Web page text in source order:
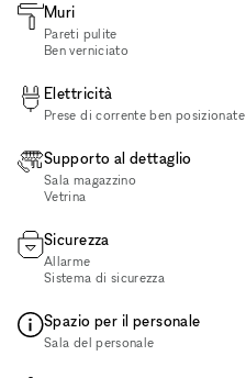
Muri
Pareti pulite
Ben verniciato
Elettricità
Prese di corrente ben posizionate
Supporto al dettaglio
Sala magazzino
Vetrina
Sicurezza
Allarme
Sistema di sicurezza
Spazio per il personale
Sala del personale